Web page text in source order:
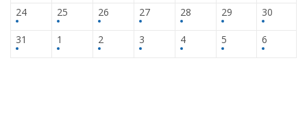
24 25 26 27 28 29 30
31 1 2 3 4 5 6